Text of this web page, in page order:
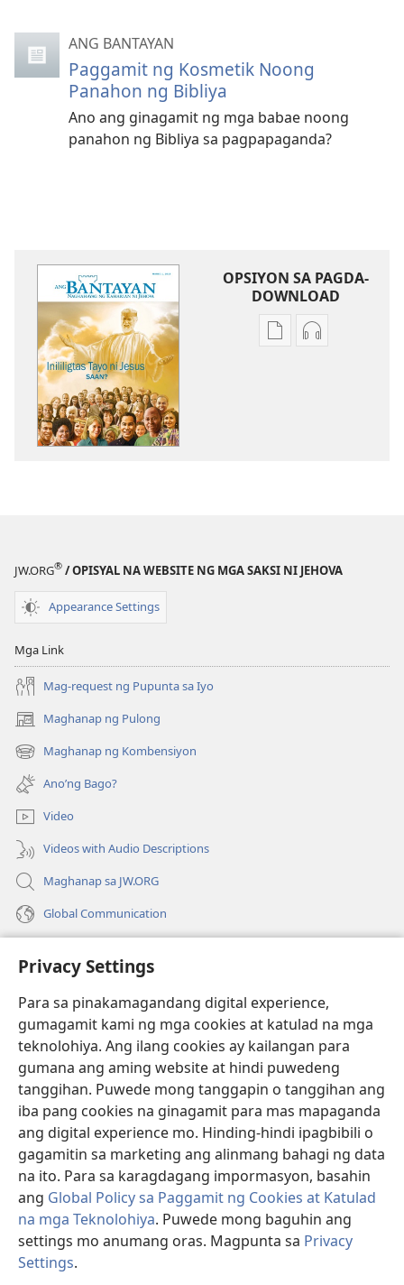
Privacy Settings
Para sa pinakamagandang digital experience,
gumagamit kami ng mga cookies at katulad na mga
teknolohiya. Ang ilang cookies ay kailangan para
gumana ang aming website at hindi puwedeng
tanggihan. Puwede mong tanggapin o tanggihan ang
iba pang cookies na ginagamit para mas mapaganda
ang digital experience mo. Hinding-hindi ipagbibili o
gagamitin sa marketing ang alinmang bahagi ng data
na ito. Para sa karagdagang impormasyon, basahin
ang Global Policy sa Paggamit ng Cookies at Katulad
na mga Teknolohiya. Puwede mong baguhin ang
settings mo anumang oras. Magpunta sa Privacy
Settings.
ANG BANTAYAN
Paggamit ng Kosmetik Noong
Panahon ng Bibliya
Ano ang ginagamit ng mga babae noong
panahon ng Bibliya sa pagpapaganda?
OPSIYON SA PAGDA-
DOWNLOAD
Opsiyon
Jesus
Opsiyon
Jesus
JW.ORG® / OPISYAL NA WEBSITE NG MGA SAKSI NI JEHOVA
Appearance Settings
Mga Link
Mag-request ng Pupunta sa Iyo
Maghanap ng Pulong
(may
bubukas
na
bagong
window)
Maghanap ng Kombensiyon
(may
bubukas
na
bagong
window)
Ano’ng Bago?
Video
Videos with Audio Descriptions
Maghanap sa JW.ORG
Global Communication
(may
na
bagong
window)
Watchtower ONLINE LIBRARY™
(may
bubukas
na
bagong
window)
JW Hub ®
(may
bubukas
bagong
window)
JW Library ®
Watchtower Library®
Copyright© 2026 Watch Tower Bible and Tract Society of Pennsylvania.
KASUNDUAN SA PAGGAMIT